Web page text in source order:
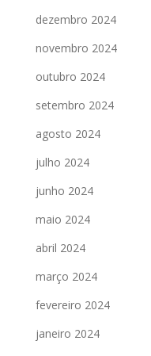
dezembro 2024
novembro 2024
outubro 2024
setembro 2024
agosto 2024
julho 2024
junho 2024
maio 2024
abril 2024
março 2024
fevereiro 2024
janeiro 2024